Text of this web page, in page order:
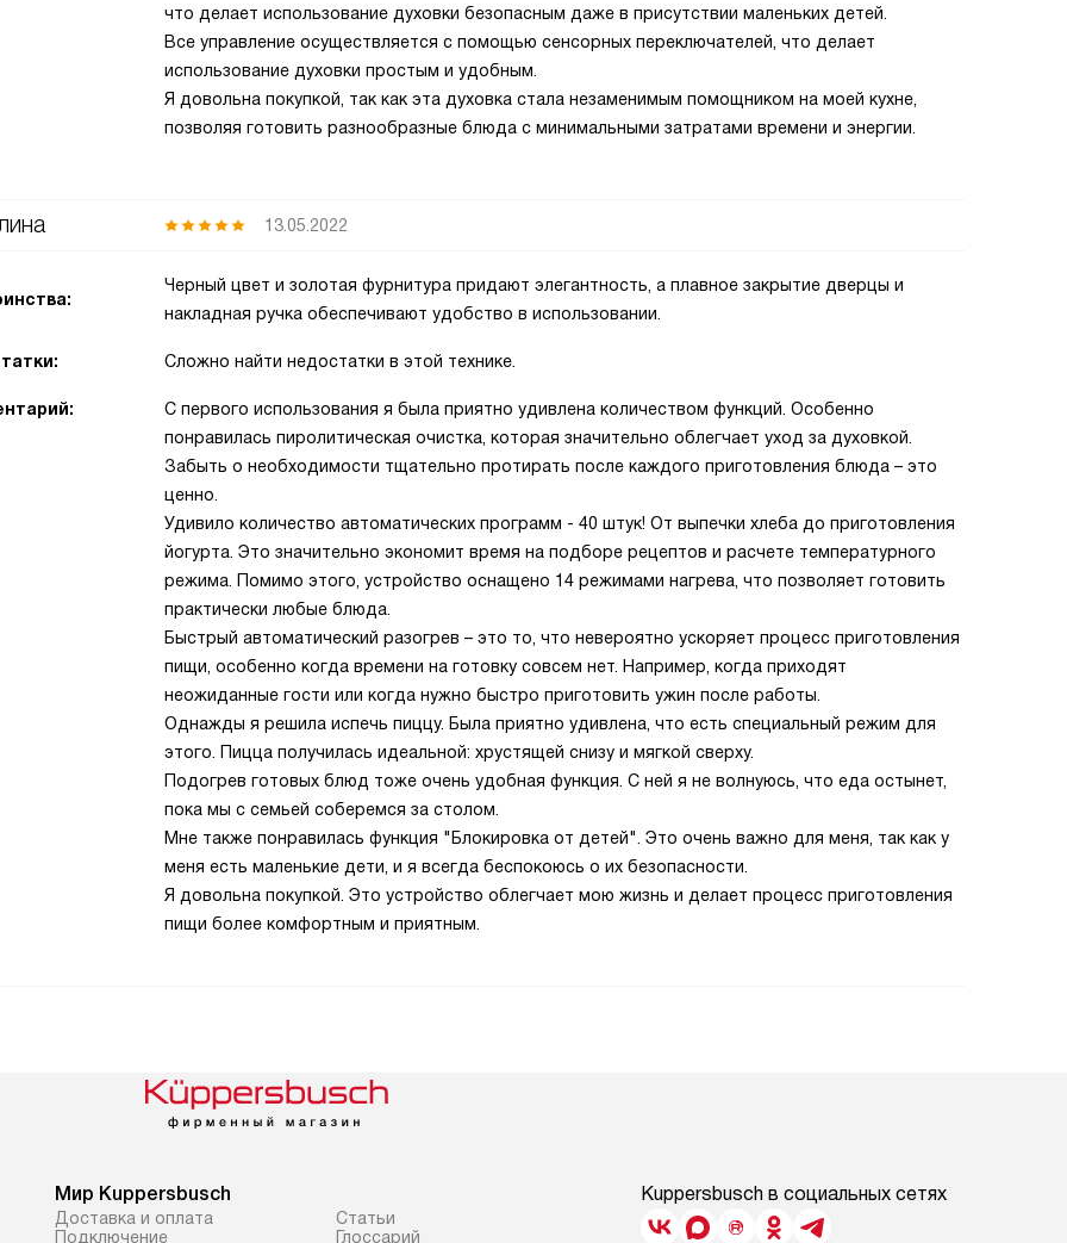
что делает использование духовки безопасным даже в присутствии маленьких детей.
Все управление осуществляется с помощью сенсорных переключателей, что делает
использование духовки простым и удобным.
Я довольна покупкой, так как эта духовка стала незаменимым помощником на моей кухне,
позволяя готовить разнообразные блюда с минимальными затратами времени и энергии.
13.05.2022
Черный цвет и золотая фурнитура придают элегантность, а плавное закрытие дверцы и
накладная ручка обеспечивают удобство в использовании.
Сложно найти недостатки в этой технике.
С первого использования я была приятно удивлена количеством функций. Особенно
понравилась пиролитическая очистка, которая значительно облегчает уход за духовкой.
Забыть о необходимости тщательно протирать после каждого приготовления блюда – это
ценно.
Удивило количество автоматических программ - 40 штук! От выпечки хлеба до приготовления
йогурта. Это значительно экономит время на подборе рецептов и расчете температурного
режима. Помимо этого, устройство оснащено 14 режимами нагрева, что позволяет готовить
практически любые блюда.
Быстрый автоматический разогрев – это то, что невероятно ускоряет процесс приготовления
пищи, особенно когда времени на готовку совсем нет. Например, когда приходят
неожиданные гости или когда нужно быстро приготовить ужин после работы.
Однажды я решила испечь пиццу. Была приятно удивлена, что есть специальный режим для
этого. Пицца получилась идеальной: хрустящей снизу и мягкой сверху.
Подогрев готовых блюд тоже очень удобная функция. С ней я не волнуюсь, что еда остынет,
пока мы с семьей соберемся за столом.
Мне также понравилась функция "Блокировка от детей". Это очень важно для меня, так как у
меня есть маленькие дети, и я всегда беспокоюсь о их безопасности.
Я довольна покупкой. Это устройство облегчает мою жизнь и делает процесс приготовления
пищи более комфортным и приятным.
Мир Kuppersbusch
Доставка и оплата
Подключение
Cтатьи
Глоссарий
Kuppersbusch в социальных сетях